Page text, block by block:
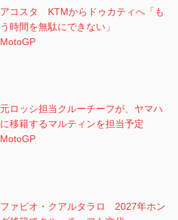
アコスタ KTMからドゥカティへ「も
う時間を無駄にできない」
MotoGP
元ロッシ担当クルーチーフが、ヤマハ
に移籍するマルティンを担当予定
MotoGP
ファビオ・クアルタラロ 2027年ホン